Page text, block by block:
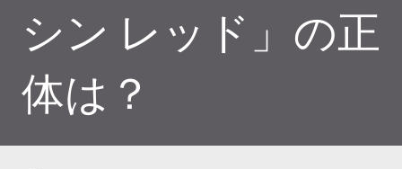
シン レッド」の正
体は？